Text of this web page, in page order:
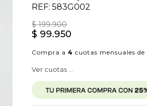
REF:583G002
$ 199.900
$ 99.950
Compra a4 cuotas mensuales de
Ver cuotas ...